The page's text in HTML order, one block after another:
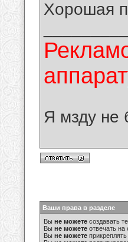
Хорошая
Я мзду не
Ваши права в разделе
Вы не можете создавать
Вы не можете отвечать
Вы не можете